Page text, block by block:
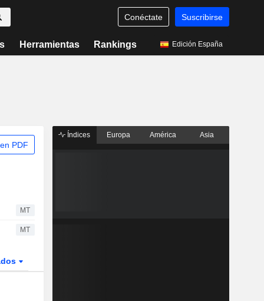
Conéctate Suscribirse
Herramientas Rankings Edición España
PDF
MT
MT
Índices Europa América Asia